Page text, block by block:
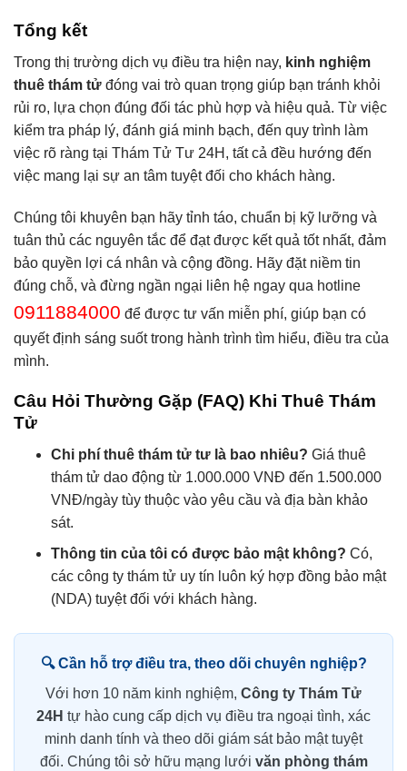
Tổng kết
Trong thị trường dịch vụ điều tra hiện nay, kinh nghiệm
thuê thám tử đóng vai trò quan trọng giúp bạn tránh khỏi
rủi ro, lựa chọn đúng đối tác phù hợp và hiệu quả. Từ việc
kiểm tra pháp lý, đánh giá minh bạch, đến quy trình làm
việc rõ ràng tại Thám Tử Tư 24H, tất cả đều hướng đến
việc mang lại sự an tâm tuyệt đối cho khách hàng.
Chúng tôi khuyên bạn hãy tỉnh táo, chuẩn bị kỹ lưỡng và
tuân thủ các nguyên tắc để đạt được kết quả tốt nhất, đảm
bảo quyền lợi cá nhân và cộng đồng. Hãy đặt niềm tin
đúng chỗ, và đừng ngần ngại liên hệ ngay qua hotline
0911884000 để được tư vấn miễn phí, giúp bạn có
quyết định sáng suốt trong hành trình tìm hiểu, điều tra của
mình.
Câu Hỏi Thường Gặp (FAQ) Khi Thuê Thám
Tử
Chi phí thuê thám tử tư là bao nhiêu? Giá thuê
thám tử dao động từ 1.000.000 VNĐ đến 1.500.000
VNĐ/ngày tùy thuộc vào yêu cầu và địa bàn khảo
sát.
Thông tin của tôi có được bảo mật không? Có,
các công ty thám tử uy tín luôn ký hợp đồng bảo mật
(NDA) tuyệt đối với khách hàng.
🔍 Cần hỗ trợ điều tra, theo dõi chuyên nghiệp?
Với hơn 10 năm kinh nghiệm, Công ty Thám Tử
24H tự hào cung cấp dịch vụ điều tra ngoại tình, xác
minh danh tính và theo dõi giám sát bảo mật tuyệt
đối. Chúng tôi sở hữu mạng lưới văn phòng thám